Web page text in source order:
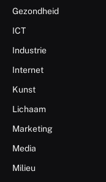
Gezondheid
ICT
Industrie
Internet
Kunst
Lichaam
Marketing
Media
Milieu